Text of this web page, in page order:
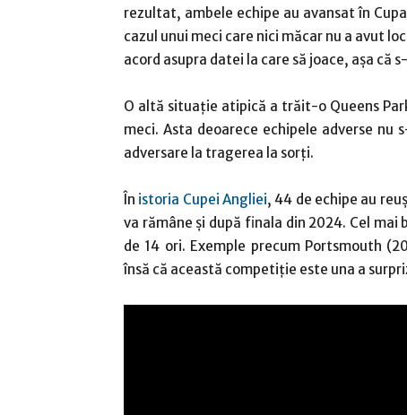
rezultat, ambele echipe au avansat în
cazul unui meci care nici măcar nu a avut
acord asupra datei la care să joace, așa că
O altă situație atipică a trăit-o Queens
meci. Asta deoarece echipele adverse
adversare la tragerea la sorți.
În istoria Cupei Angliei, 44 de echipe au
va rămâne și după finala din 2024. Cel
de 14 ori. Exemple precum Portsmouth
însă că această competiție este una a